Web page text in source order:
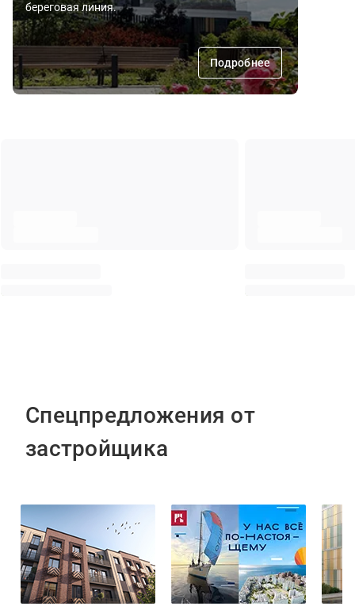
береговая линия.
Подробнее
Спецпредложения от
застройщика